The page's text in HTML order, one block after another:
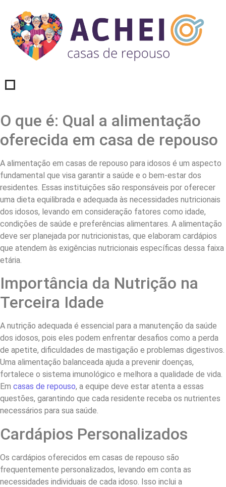
O que é: Qual a alimentação
oferecida em casa de repouso
A alimentação em casas de repouso para idosos é um aspecto
fundamental que visa garantir a saúde e o bem-estar dos
residentes. Essas instituições são responsáveis por oferecer
uma dieta equilibrada e adequada às necessidades nutricionais
dos idosos, levando em consideração fatores como idade,
condições de saúde e preferências alimentares. A alimentação
deve ser planejada por nutricionistas, que elaboram cardápios
que atendem às exigências nutricionais específicas dessa faixa
etária.
Importância da Nutrição na
Terceira Idade
A nutrição adequada é essencial para a manutenção da saúde
dos idosos, pois eles podem enfrentar desafios como a perda
de apetite, dificuldades de mastigação e problemas digestivos.
Uma alimentação balanceada ajuda a prevenir doenças,
fortalece o sistema imunológico e melhora a qualidade de vida.
Em casas de repouso, a equipe deve estar atenta a essas
questões, garantindo que cada residente receba os nutrientes
necessários para sua saúde.
Cardápios Personalizados
Os cardápios oferecidos em casas de repouso são
frequentemente personalizados, levando em conta as
necessidades individuais de cada idoso. Isso inclui a